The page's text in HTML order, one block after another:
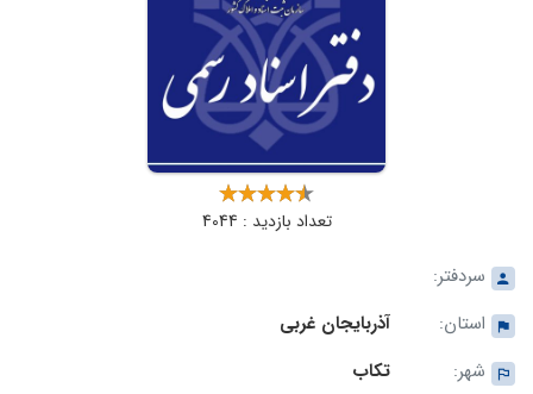
تعداد بازدید : 4044
سردفتر:
استان:
آذربایجان غربی
شهر:
تکاب